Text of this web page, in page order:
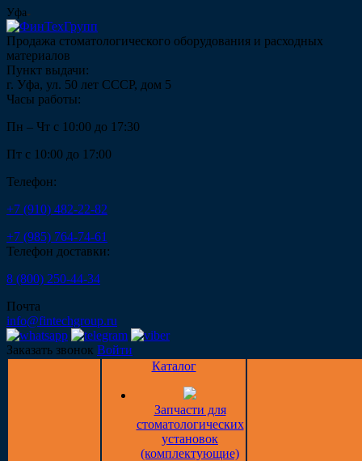
Уфа
Продажа стоматологического оборудования и расходных
материалов
Пункт выдачи:
г. Уфа, ул. 50 лет СССР, дом 5
Часы работы:
Пн – Чт с 10:00 до 17:30
Пт с 10:00 до 17:00
Телефон:
+7 (910) 482-22-82
+7 (985) 764-74-61
Телефон доставки:
8 (800) 250-44-34
Почта
info@fintechgroup.ru
Заказать звонок Войти
Каталог
Запчасти для
стоматологических
установок
(комплектующие)